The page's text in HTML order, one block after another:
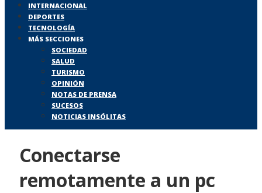
INTERNACIONAL
DEPORTES
TECNOLOGÍA
MÁS SECCIONES
SOCIEDAD
SALUD
TURISMO
OPINIÓN
NOTAS DE PRENSA
SUCESOS
NOTICIAS INSÓLITAS
Conectarse
remotamente a un pc